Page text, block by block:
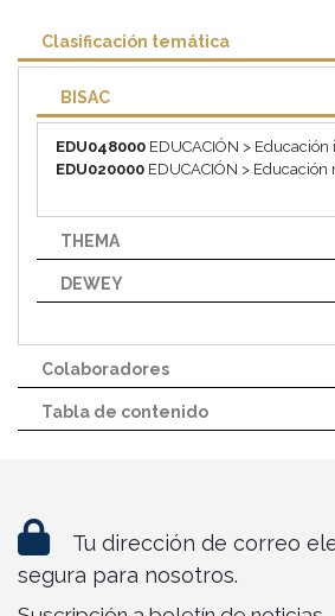
Clasificación temática
BISAC
EDU048000 EDUCACIÓN >
EDU020000 EDUCACIÓN >
THEMA
DEWEY
Colaboradores
Tabla de contenido
Tu dirección de correo
segura para nosotros.